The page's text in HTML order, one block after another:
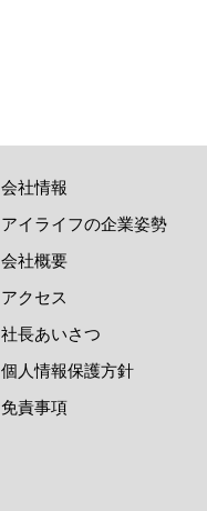
会社情報
アイライフの企業姿勢
会社概要
アクセス
社長あいさつ
個人情報保護方針
免責事項